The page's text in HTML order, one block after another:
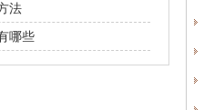
法
哪些